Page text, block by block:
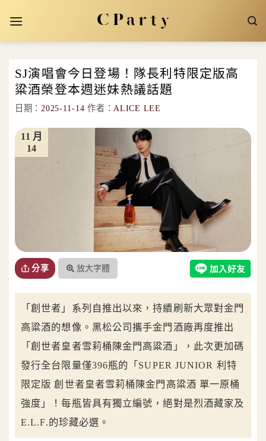
SJ演唱會今日登場！隊長利特限定版高
粱酒榮登本週迷妹熱議話題
日期：2025-11-14 作者：ALICE LEE
14
11 月
分享 放大字體
「創世者」系列自推出以來，持續刷新大眾對金門
高粱酒的想像。黑松公司攜手金門酒廠再度推出
「創世者皇者雪莉桶陳金門高粱酒」，此次更加碼
發行全台限量僅396瓶的「SUPER JUNIOR 利特
限定版 創世者皇者雪莉桶陳金門高粱酒 單一原桶
強度」！每瓶皆具有獨立編號，絕對是烈酒藏家及
E.L.F.的珍藏必選。